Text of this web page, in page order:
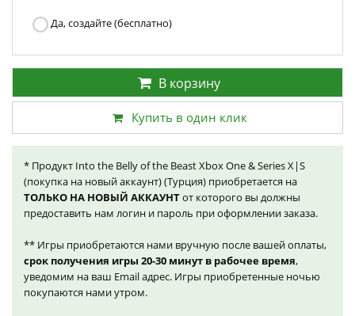
Да, создайте (бесплатно)
В корзину
Купить в один клик
* Продукт Into the Belly of the Beast Xbox One & Series X|S
(покупка на новый аккаунт) (Турция) приобретается на
ТОЛЬКО НА НОВЫЙ АККАУНТот которого вы должны
предоставить нам логин и пароль при оформлении заказа.
** Игры приобретаются нами вручную после вашей оплаты,
срок получения игры 20-30 минут в рабочее время,
уведомим на ваш Email адрес. Игры приобретенные ночью
покупаются нами утром.